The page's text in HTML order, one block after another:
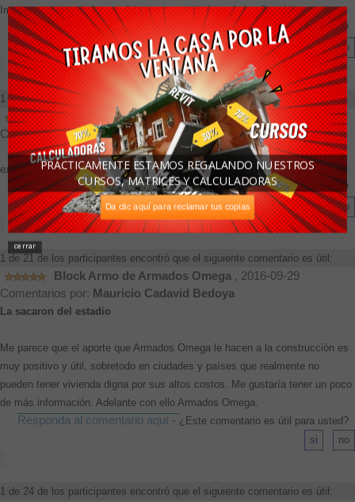
Importante conocer las medidas y caracteristicas de los 6 moldes
Responda al comentario aquí-¿Este comentario es útil para usted?
1 de 32 de los participantes encontró que el siguiente comentario es útil:
, 2016-09-11
Comentarios por: miguel
excelente
Responda al comentario aquí-¿Este comentario es útil para usted?
1 de 21 de los participantes encontró que el siguiente comentario es útil:
Block Armo de Armados Omega , 2016-09-29
Comentarios por: Mauricio Cadavid Bedoya
La sacaron del estadio
Me parece que el aporte que Armados Omega le hacen a la construcción es
muy positivo y útil, sobretodo en ciudades y países que realmente no
pueden tener vivienda digna por sus altos costos. Me gustaría tener un poco
de más información. Adelante con ello Armados Omega.
Responda al comentario aquí - ¿Este comentario es útil para usted?
1 de 24 de los participantes encontró que el siguiente comentario es útil:
cerrar
Da clic aquí para reclamar tus copias
PRÁCTICAMENTE ESTAMOS REGALANDO NUESTROS
CURSOS, MATRICES Y CALCULADORAS